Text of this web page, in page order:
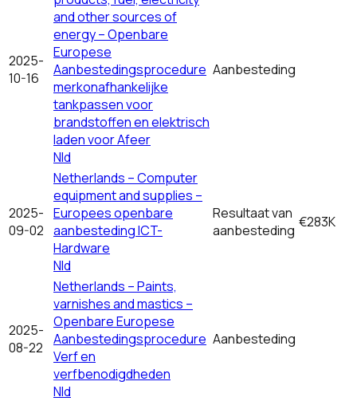
2025-
10-16
and other sources of
energy – Openbare
Europese
Aanbestedingsprocedure
merkonafhankelijke
tankpassen voor
brandstoffen en elektrisch
laden voor Afeer
Nld
Aanbesteding
2025-
09-02
Netherlands – Computer
equipment and supplies –
Europees openbare
aanbesteding ICT-
Hardware
Nld
Resultaat van
aanbesteding €283K
2025-
08-22
Netherlands – Paints,
varnishes and mastics –
Openbare Europese
Aanbestedingsprocedure
Verf en
verfbenodigdheden
Nld
Aanbesteding